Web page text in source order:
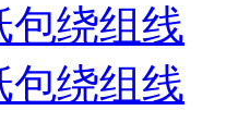
包绕组线
包绕组线